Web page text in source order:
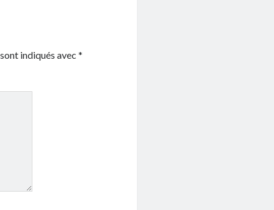
indiqués avec*